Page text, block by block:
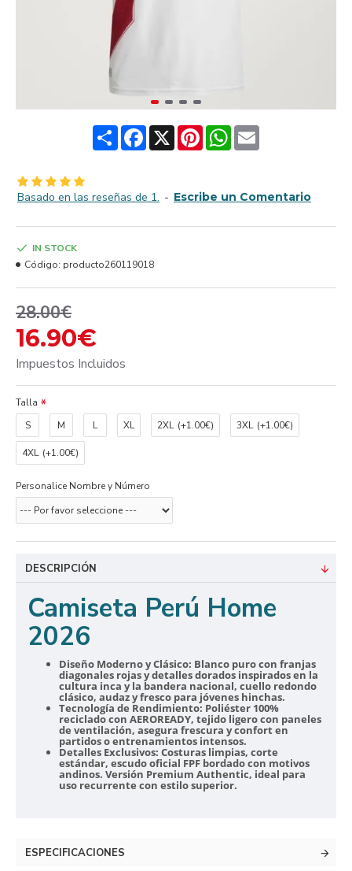
ShareFacebook
X PinterestWhatsApp
Email
Basado en las reseñas de 1. - Escribe un Comentario
16.90€
28.00€
Impuestos Incluidos
IN STOCK
Código: producto260119018
Talla
S
M L XL 2XL (+1.00€) 3XL (+1.00€)
4XL (+1.00€)
Personalice Nombre y Número
DESCRIPCIÓN
Camiseta Perú Home
2026
Diseño Moderno y Clásico: Blanco puro con franjas
diagonales rojas y detalles dorados inspirados en la
cultura inca y la bandera nacional, cuello redondo
clásico, audaz y fresco para jóvenes hinchas.
Tecnología de Rendimiento: Poliéster 100%
reciclado con AEROREADY, tejido ligero con paneles
de ventilación, asegura frescura y confort en
partidos o entrenamientos intensos.
Detalles Exclusivos: Costuras limpias, corte
estándar, escudo oficial FPF bordado con motivos
andinos. Versión Premium Authentic, ideal para
uso recurrente con estilo superior.
ESPECIFICACIONES